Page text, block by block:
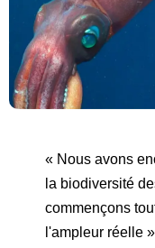
« Nous avons
la biodiversité
commençons
l'ampleur réelle